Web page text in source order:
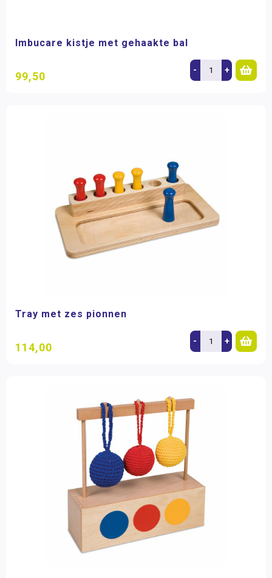
Imbucare kistje met gehaakte bal
99,50 - +
Tray met zes pionnen
114,00 - +